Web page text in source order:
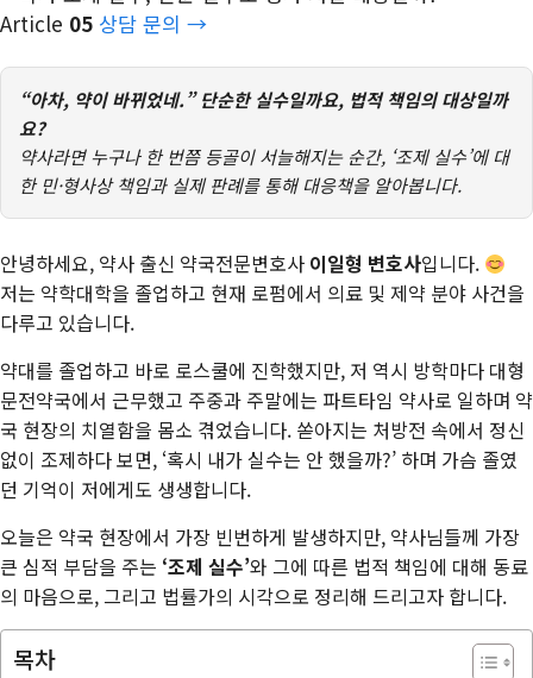
Article 05 상담 문의 →
“아차, 약이 바뀌었네.” 단순한 실수일까요, 법적 책임의 대상일까
요?
약사라면 누구나 한 번쯤 등골이 서늘해지는 순간, ‘조제 실수’에 대
한 민·형사상 책임과 실제 판례를 통해 대응책을 알아봅니다.
안녕하세요, 약사 출신 약국전문변호사 이일형 변호사입니다.
저는 약학대학을 졸업하고 현재 로펌에서 의료 및 제약 분야 사건을
다루고 있습니다.
약대를 졸업하고 바로 로스쿨에 진학했지만, 저 역시 방학마다 대형
문전약국에서 근무했고 주중과 주말에는 파트타임 약사로 일하며 약
국 현장의 치열함을 몸소 겪었습니다. 쏟아지는 처방전 속에서 정신
없이 조제하다 보면, ‘혹시 내가 실수는 안 했을까?’ 하며 가슴 졸였
던 기억이 저에게도 생생합니다.
오늘은 약국 현장에서 가장 빈번하게 발생하지만, 약사님들께 가장
큰 심적 부담을 주는 ‘조제 실수’와 그에 따른 법적 책임에 대해 동료
의 마음으로, 그리고 법률가의 시각으로 정리해 드리고자 합니다.
목차